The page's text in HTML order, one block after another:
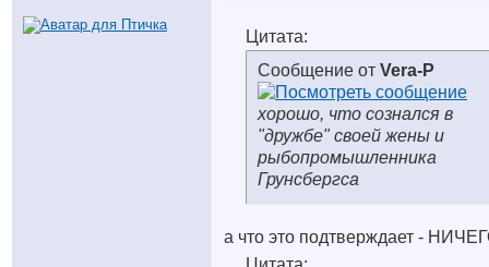
Цитата:
Сообщение от Vera-P
хорошо, что сознался в
"дружбе" своей жены и
рыбопромышленника
Грунсбергса
а что это подтверждает -